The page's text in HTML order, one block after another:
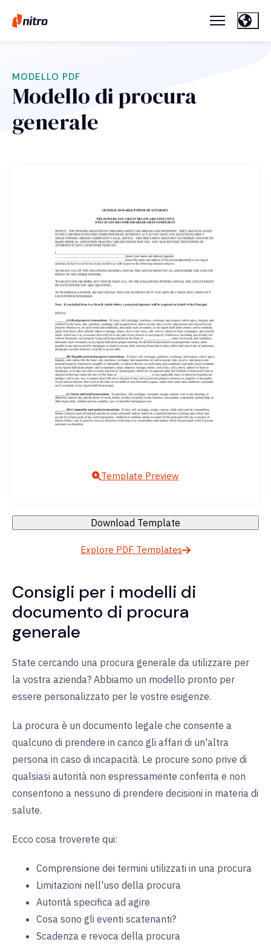
MODELLO PDF
Modello di procura
generale
Template Preview
Download Template
Explore PDF Templates
Consigli per i modelli di
documento di procura
generale
State cercando una procura generale da utilizzare per
la vostra azienda? Abbiamo un modello pronto per
essere personalizzato per le vostre esigenze.
La procura è un documento legale che consente a
qualcuno di prendere in carico gli affari di un'altra
persona in caso di incapacità. Le procure sono prive di
qualsiasi autorità non espressamente conferita e non
consentono a nessuno di prendere decisioni in materia di
salute.
Ecco cosa troverete qui:
Comprensione dei termini utilizzati in una procura
Limitazioni nell'uso della procura
Autorità specifica ad agire
Cosa sono gli eventi scatenanti?
Scadenza e revoca della procura